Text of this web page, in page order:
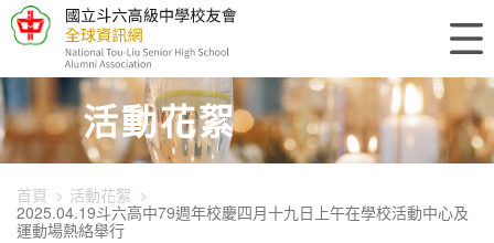
448-3610
活動花絮
首頁
活動花絮
2025.04.19斗六高中79週年校慶四月十九日上午在學校活動中心及
運動場熱絡舉行